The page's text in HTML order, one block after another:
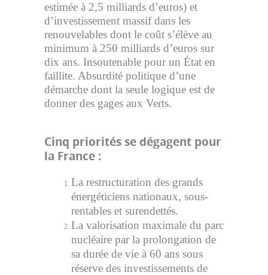
estimée à 2,5 milliards d’euros) et
d’investissement massif dans les
renouvelables dont le coût s’élève au
minimum à 250 milliards d’euros sur
dix ans. Insoutenable pour un État en
faillite. Absurdité politique d’une
démarche dont la seule logique est de
donner des gages aux Verts.
Cinq priorités se dégagent pour
la France :
La restructuration des grands
énergéticiens nationaux, sous-
rentables et surendettés.
La valorisation maximale du parc
nucléaire par la prolongation de
sa durée de vie à 60 ans sous
réserve des investissements de